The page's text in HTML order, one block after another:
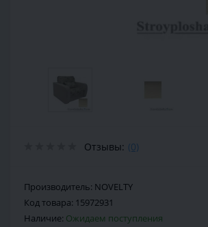
Отзывы: (0)
Производитель: NOVELTY
Код товара: 15972931
Наличие: Ожидаем поступления